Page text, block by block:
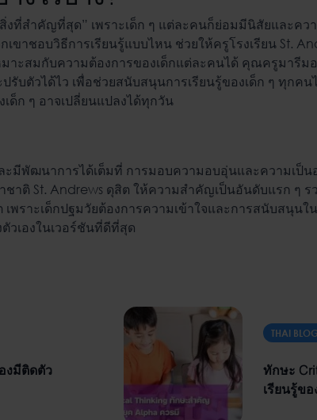
งที่สำคัญที่สุด” เพราะเด็ก ๆ แต่ละคนก็ย่อมมีนิสัยและคว
ขาชอบวิธีการเรียนรู้แบบไหน ช่วยให้ครูโรงเรียน St.
มาะสมกับความต้องการของเด็กแต่ละคนได้ คุณครูมารีม
บตัวได้ไว เพื่อช่วยสนับสนุนการเรียนรู้ของเด็ก ๆ ทุกคน
ด็ก ๆ อาจเปลี่ยนแปลงได้ทุกวัน
ะมีพัฒนาการได้เต็มที่ การมอบความอบอุ่นและความเป็น
าติ St. Andrews ดุสิต ให้ความสำคัญเป็นอันดับแรก ๆ ร
พราะเด็กปฐมวัยต้องการความเข้าใจและการสนับสนุนใ
วเองในเวอร์ชันที่ดีที่สุด
งมีติดตัว
THAI
ทักษะ
เรียนรู้ขอ